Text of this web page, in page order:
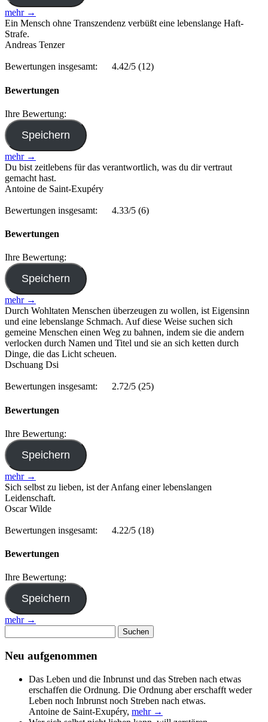
mehr →
Ein Mensch ohne Transzendenz verbüßt eine lebenslange Haft-
Strafe.
Andreas Tenzer
Bewertungen insgesamt: 4.42/5 (12)
Bewertungen
Ihre Bewertung:
mehr →
Du bist zeitlebens für das verantwortlich, was du dir vertraut
gemacht hast.
Antoine de Saint-Exupéry
Bewertungen insgesamt: 4.33/5 (6)
Bewertungen
Ihre Bewertung:
mehr →
Durch Wohltaten Menschen überzeugen zu wollen, ist Eigensinn
und eine lebenslange Schmach. Auf diese Weise suchen sich
gemeine Menschen einen Weg zu bahnen, indem sie die andern
verlocken durch Namen und Titel und sie an sich ketten durch
Dinge, die das Licht scheuen.
Dschuang Dsi
Bewertungen insgesamt: 2.72/5 (25)
Bewertungen
Ihre Bewertung:
mehr →
Sich selbst zu lieben, ist der Anfang einer lebenslangen
Leidenschaft.
Oscar Wilde
Bewertungen insgesamt: 4.22/5 (18)
Bewertungen
Ihre Bewertung:
mehr →
nach:
Neu aufgenommen
Das Leben und die Inbrunst und das Streben nach etwas
erschaffen die Ordnung. Die Ordnung aber erschafft weder
Leben noch Inbrunst noch Streben nach etwas.
Antoine de Saint-Exupéry, mehr →